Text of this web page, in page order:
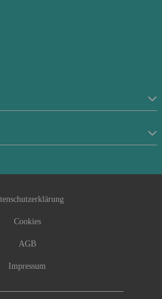
Cookies
AGB
Impressum